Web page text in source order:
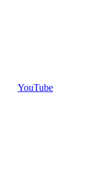
YouTube